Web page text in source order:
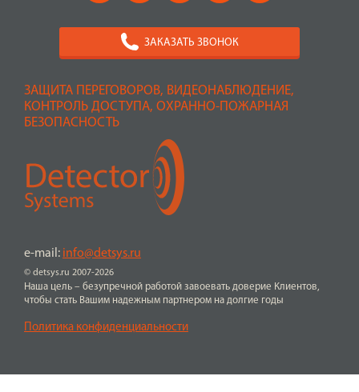
ЗАЩИТА ПЕРЕГОВОРОВ, ВИДЕОНАБЛЮДЕНИЕ,
КОНТРОЛЬ ДОСТУПА, ОХРАННО-ПОЖАРНАЯ
БЕЗОПАСНОСТЬ
© detsys.ru 2007-2026
e-mail: info@detsys.ru
Наша цель – безупречной работой завоевать доверие Клиентов,
чтобы стать Вашим надежным партнером на долгие годы
Политика конфиденциальности
ЗАКАЗАТЬ ЗВОНОК